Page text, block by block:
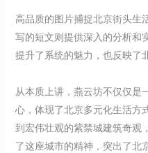
高品质的图片捕捉北京街头生
写的短文则提供深入的分析和
提升了系统的魅力，也反映了
从本质上讲，燕云坊不仅仅是
心，体现了北京多元化生活方
到宏伟壮观的紫禁城建筑奇观
了这座城市的精神，突出了北